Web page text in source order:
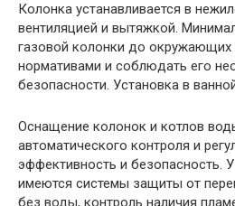
Колонка устанавливается в
вентиляцией и вытяжкой.
газовой колонки до
нормативами и соблюдать его
безопасности. Установка в
Оснащение колонок и котлов
автоматического контроля и
эффективность и безопасность.
имеются системы защиты от
без воды, контроль наличия